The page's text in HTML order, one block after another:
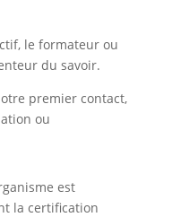
le formateur ou
du savoir.
premier contact,
ou
est
la certification